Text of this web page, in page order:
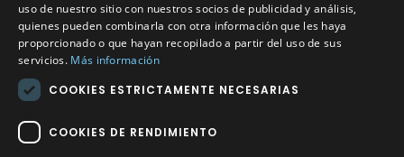
Teléfono957 04 96 57
Emailinfo@factory-sport.es
HORARIO COMERCIAL
Lunes a viernes
10:00 a 14:00 / 18:00 a 21:00
uso de nuestro sitio con nuestros socios de publicidad y análisis,
quienes pueden combinarla con otra información que les haya
proporcionado o que hayan recopilado a partir del uso de sus
servicios. Más información
COOKIES ESTRICTAMENTE NECESARIAS
COOKIES DE RENDIMIENTO